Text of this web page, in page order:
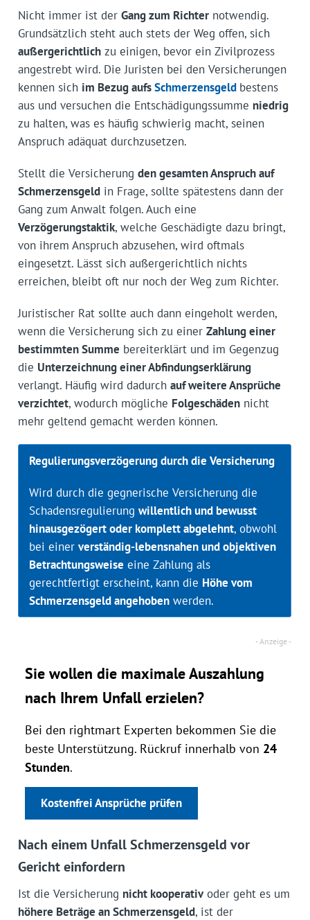
Nicht immer ist der Gang zum Richternotwendig.
Grundsätzlich steht auch stets der Weg offen, sich
außergerichtlichzu einigen, bevor ein Zivilprozess
angestrebt wird. Die Juristen bei den Versicherungen
kennen sich im Bezug aufsSchmerzensgeld bestens
aus und versuchen die Entschädigungssumme niedrig
zu halten, was es häufig schwierig macht, seinen
Anspruch adäquat durchzusetzen.
Stellt die Versicherung den gesamten Anspruch auf
Schmerzensgeldin Frage, sollte spätestens dann der
Gang zum Anwalt folgen. Auch eine
Verzögerungstaktik, welche Geschädigte dazu bringt,
von ihrem Anspruch abzusehen, wird oftmals
eingesetzt. Lässt sich außergerichtlich nichts
erreichen, bleibt oft nur noch der Weg zum Richter.
Juristischer Rat sollte auch dann eingeholt werden,
wenn die Versicherung sich zu einer Zahlung einer
bestimmten Summe bereiterklärt und im Gegenzug
die Unterzeichnung einer Abfindungserklärung
verlangt. Häufig wird dadurch auf weitere Ansprüche
verzichtet, wodurch mögliche Folgeschädennicht
mehr geltend gemacht werden können.
Regulierungsverzögerung durch die Versicherung
Wird durch die gegnerische Versicherung die
Schadensregulierung willentlich und bewusst
hinausgezögert oder komplett abgelehnt, obwohl
bei einer verständig-lebensnahen und objektiven
Betrachtungsweise eine Zahlung als
gerechtfertigt erscheint, kann die Höhe vom
Schmerzensgeld angehobenwerden.
Sie wollen die maximale Auszahlung
nach Ihrem Unfall erzielen?
Bei den rightmart Experten bekommen Sie die
beste Unterstützung. Rückruf innerhalb von 24
Stunden.
Kostenfrei Ansprüche prüfen
Nach einem Unfall Schmerzensgeld vor
Gericht einfordern
Ist die Versicherung nicht kooperativoder geht es um
höhere Beträge an Schmerzensgeld, ist der